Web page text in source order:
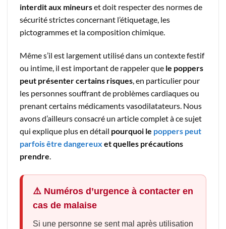
interdit aux mineurset doit respecter des normes de
sécurité strictes concernant l’étiquetage, les
pictogrammes et la composition chimique.
Même s’il est largement utilisé dans un contexte festif
ou intime, il est important de rappeler que le poppers
peut présenter certains risques, en particulier pour
les personnes souffrant de problèmes cardiaques ou
prenant certains médicaments vasodilatateurs. Nous
avons d’ailleurs consacré un article complet à ce sujet
qui explique plus en détail pourquoi le poppers peut
parfois être dangereux et quelles précautions
prendre.
⚠️ Numéros d’urgence à contacter en
cas de malaise
Si une personne se sent mal après utilisation